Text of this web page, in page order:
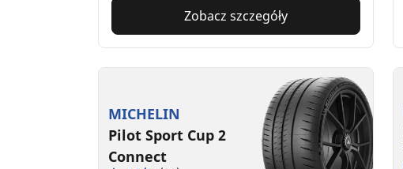
Zobacz szczegóły
MICHELIN
Pilot Sport Cup 2
Connect